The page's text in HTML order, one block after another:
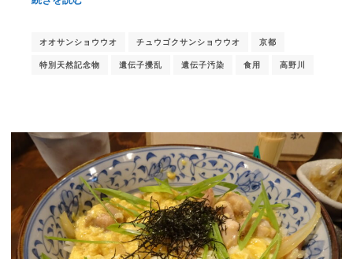
オオサンショウウオ チュウゴクサンショウウオ 京都
特別天然記念物 遺伝子攪乱 遺伝子汚染 食用 高野川